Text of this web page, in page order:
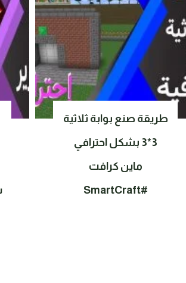
طريقة صنع بوابة ثلاثية
3*3 بشكل احترافي
ماين كرافت
#SmartCraft